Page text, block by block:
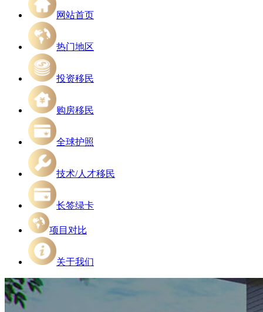
网站首页
热门地区
投资移民
购房移民
全球护照
技术/人才移民
长签绿卡
项目对比
关于我们